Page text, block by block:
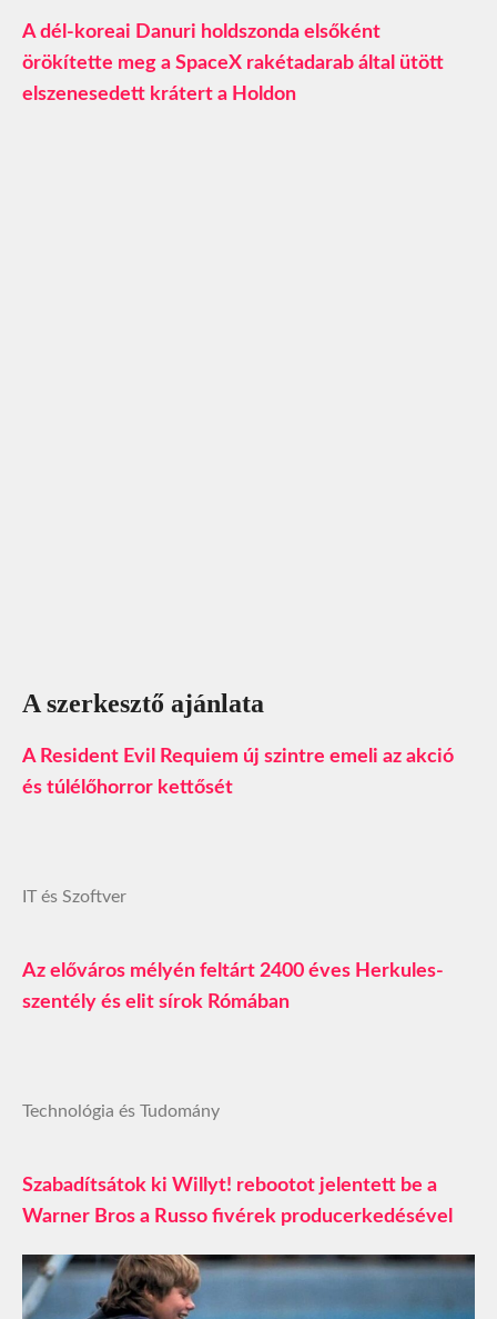
A dél-koreai Danuri holdszonda elsőként
örökítette meg a SpaceX rakétadarab által ütött
elszenesedett krátert a Holdon
A szerkesztő ajánlata
A Resident Evil Requiem új szintre emeli az akció
és túlélőhorror kettősét
IT és Szoftver
Az előváros mélyén feltárt 2400 éves Herkules-
szentély és elit sírok Rómában
Technológia és Tudomány
Szabadítsátok ki Willyt! rebootot jelentett be a
Warner Bros a Russo fivérek producerkedésével